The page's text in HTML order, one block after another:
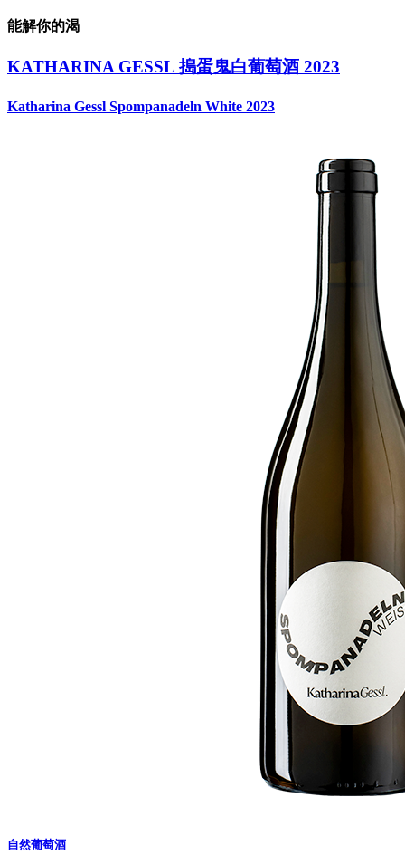
能解你的渴
KATHARINA GESSL 搗蛋鬼白葡萄酒 2023
Katharina Gessl Spompanadeln White 2023
自然葡萄酒